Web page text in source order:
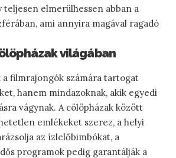
teljesen elmerülhessen abban a
ami annyira magával ragadó
világában
a filmrajongók számára tartogat
hanem mindazoknak, akik egyedi
vágynak. A cölöpházak között
emlékeket szerez, a helyi
az ízlelőbimbókat, a
programok pedig garantálják a